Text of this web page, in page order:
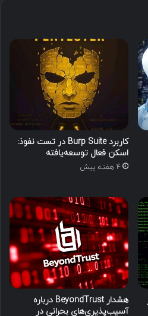
کاربرد Burp Suite در تست نفوذ:
اسکن فعال توسعه‌یافته
4 هفته پیش
هشدار BeyondTrust درباره
آسیب‌پذیری‌های بحرانی در